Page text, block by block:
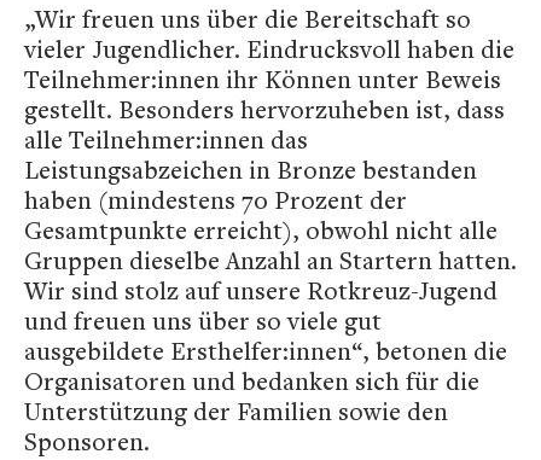
„Wir freuen uns über die Bereitschaft so
vieler Jugendlicher. Eindrucksvoll haben die
Teilnehmer:innen ihr Können unter Beweis
gestellt. Besonders hervorzuheben ist, dass
alle Teilnehmer:innen das
Leistungsabzeichen in Bronze bestanden
haben (mindestens 70 Prozent der
Gesamtpunkte erreicht), obwohl nicht alle
Gruppen dieselbe Anzahl an Startern hatten.
Wir sind stolz auf unsere Rotkreuz-Jugend
und freuen uns über so viele gut
ausgebildete Ersthelfer:innen“, betonen die
Organisatoren und bedanken sich für die
Unterstützung der Familien sowie den
Sponsoren.